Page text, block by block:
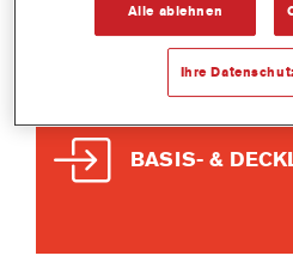
BASIS- &
Alle ablehnen
Ihre